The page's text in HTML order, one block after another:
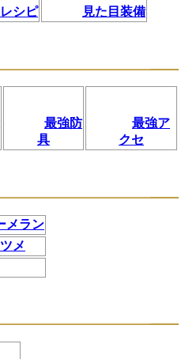
レシピ 見た目装備
最強防
具
最強ア
クセ
メラン
ツメ